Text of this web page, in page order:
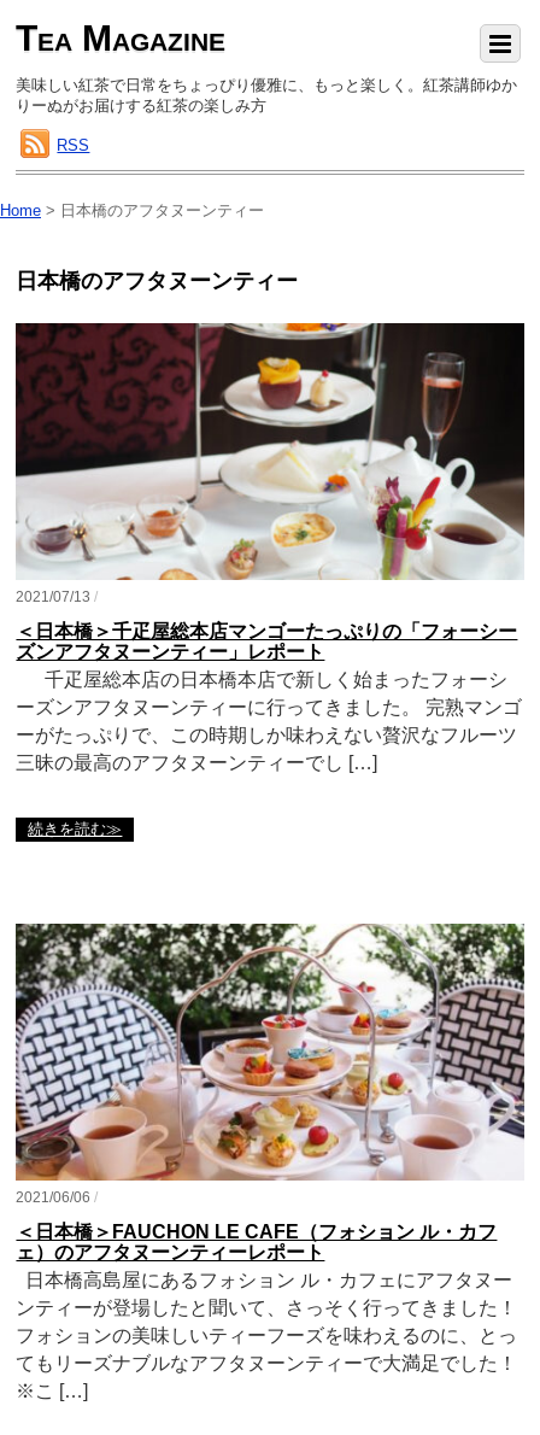
Tea Magazine
美味しい紅茶で日常をちょっぴり優雅に、もっと楽しく。紅茶講師ゆか
りーぬがお届けする紅茶の楽しみ方
RSS
Home > 日本橋のアフタヌーンティー
日本橋のアフタヌーンティー
2021/07/13/
＜日本橋＞千疋屋総本店マンゴーたっぷりの「フォーシー
ズンアフタヌーンティー」レポート
千疋屋総本店の日本橋本店で新しく始まったフォーシ
ーズンアフタヌーンティーに行ってきました。 完熟マンゴ
ーがたっぷりで、この時期しか味わえない贅沢なフルーツ
三昧の最高のアフタヌーンティーでし […]
続きを読む≫
2021/06/06/
＜日本橋＞FAUCHON LE CAFE（フォション ル・カフ
ェ）のアフタヌーンティーレポート
日本橋高島屋にあるフォション ル・カフェにアフタヌー
ンティーが登場したと聞いて、さっそく行ってきました！
フォションの美味しいティーフーズを味わえるのに、とっ
てもリーズナブルなアフタヌーンティーで大満足でした！
※こ […]